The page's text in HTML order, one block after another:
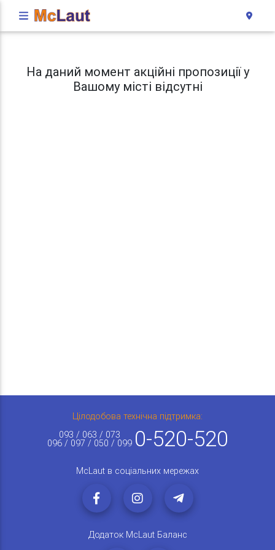
На даний момент акційні пропозиції у
Вашому місті відсутні
Цілодобова технічна підтримка:
093 / 063 / 073
096 / 097 / 050 / 099 0-520-520
McLaut в соціальних мережах
Додаток McLaut Баланс